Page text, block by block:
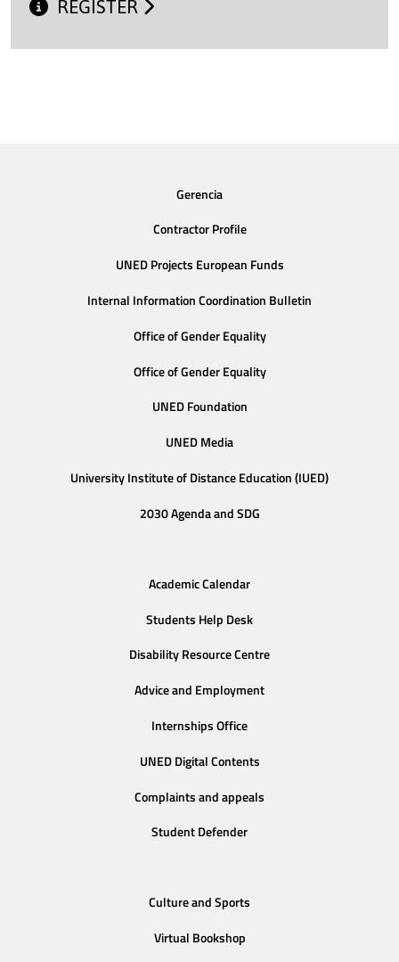
REGISTER
Gerencia
Contractor Profile
UNED Projects European Funds
Internal Information Coordination Bulletin
Office of Gender Equality
Office of Gender Equality
UNED Foundation
UNED Media
University Institute of Distance Education (IUED)
2030 Agenda and SDG
Academic Calendar
Students Help Desk
Disability Resource Centre
Advice and Employment
Internships Office
UNED Digital Contents
Complaints and appeals
Student Defender
Culture and Sports
Virtual Bookshop